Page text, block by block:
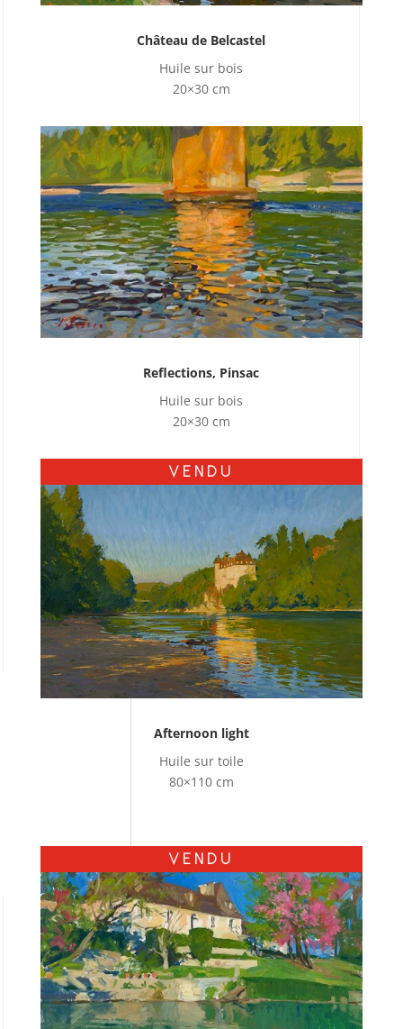
Château de Belcastel
Huile sur bois
20×30 cm
Reflections, Pinsac
Huile sur bois
20×30 cm
VENDU
Afternoon light
Huile sur toile
80×110 cm
VENDU